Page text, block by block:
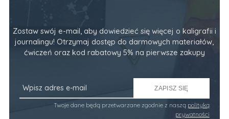
Zostaw swój e-mail, aby dowiedzieć się więcej o kaligrafii i
journalingu! Otrzymaj dostęp do darmowych materiałów,
ćwiczeń oraz kod rabatowy 5% na pierwsze zakupy
ZAPISZ SIĘ
Twoje dane będą przetwarzane zgodnie z naszą polityką
prywatności